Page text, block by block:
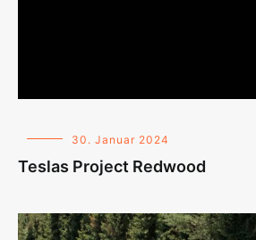
30. Januar 2024
Teslas Project Redwood